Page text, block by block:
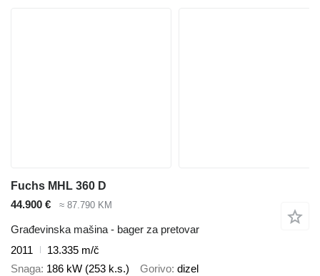
Fuchs MHL 360 D
44.900 €
≈ 87.790 KM
Građevinska mašina - bager za pretovar
2011
13.335 m/č
Snaga 186 kW (253 k.s.) Gorivo dizel